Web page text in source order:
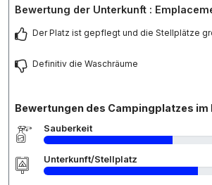
Bewertung der Unterkunft :
Der Platz ist gepflegt und die Stellplätze
Definitiv die Waschräume
Bewertungen des Campingplatzes im
Sauberkeit
Unterkunft/Stellplatz